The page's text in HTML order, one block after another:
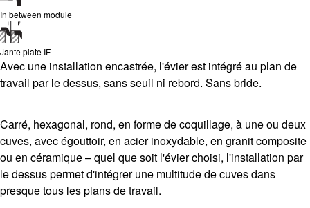
In between module
Jante plate IF
Avec une installation encastrée, l'évier est intégré au plan de
travail par le dessus, sans seuil ni rebord. Sans bride.
Carré, hexagonal, rond, en forme de coquillage, à une ou deux
cuves, avec égouttoir, en acier inoxydable, en granit composite
ou en céramique – quel que soit l'évier choisi, l'installation par
le dessus permet d'intégrer une multitude de cuves dans
presque tous les plans de travail.